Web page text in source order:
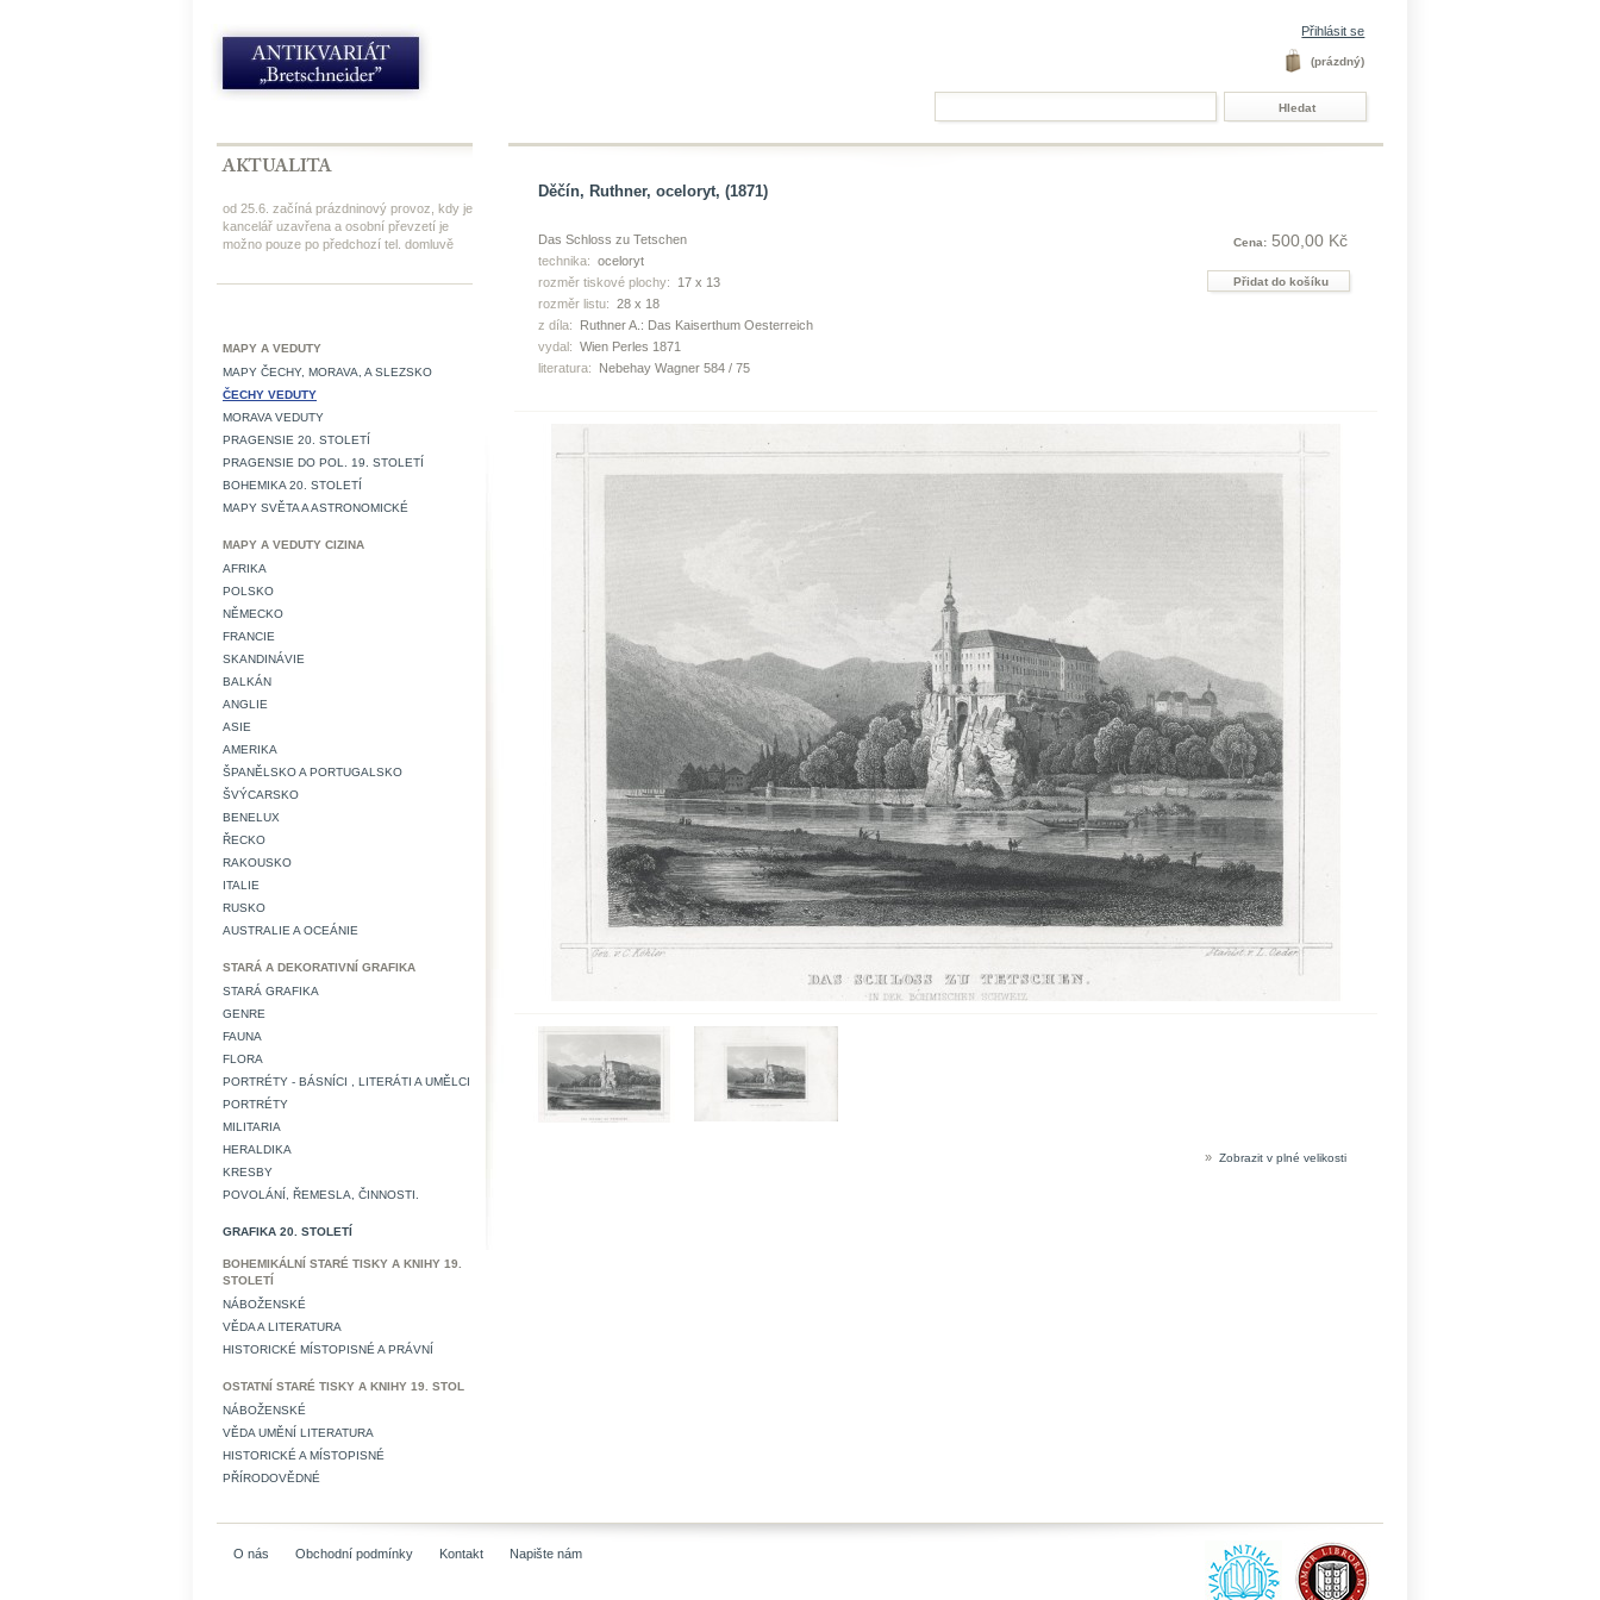
Přihlásit se
(prázdný)
od 25.6. začíná prázdninový provoz, kdy je
kancelář uzavřena a osobní převzetí je
možno pouze po předchozí tel. domluvě
MAPY A VEDUTY
MAPY ČECHY, MORAVA, A SLEZSKO
ČECHY VEDUTY
MORAVA VEDUTY
PRAGENSIE 20. STOLETÍ
PRAGENSIE DO POL. 19. STOLETÍ
BOHEMIKA 20. STOLETÍ
MAPY SVĚTA A ASTRONOMICKÉ
MAPY A VEDUTY CIZINA
AFRIKA
POLSKO
NĚMECKO
FRANCIE
SKANDINÁVIE
BALKÁN
ANGLIE
ASIE
AMERIKA
ŠPANĚLSKO A PORTUGALSKO
ŠVÝCARSKO
BENELUX
ŘECKO
RAKOUSKO
ITALIE
RUSKO
AUSTRALIE A OCEÁNIE
STARÁ A DEKORATIVNÍ GRAFIKA
STARÁ GRAFIKA
GENRE
FAUNA
FLORA
PORTRÉTY - BÁSNÍCI , LITERÁTI A UMĚLCI
PORTRÉTY
MILITARIA
HERALDIKA
KRESBY
POVOLÁNÍ, ŘEMESLA, ČINNOSTI.
GRAFIKA 20. STOLETÍ
BOHEMIKÁLNÍ STARÉ TISKY A KNIHY 19.
STOLETÍ
NÁBOŽENSKÉ
VĚDA A LITERATURA
HISTORICKÉ MÍSTOPISNÉ A PRÁVNÍ
OSTATNÍ STARÉ TISKY A KNIHY 19. STOL
NÁBOŽENSKÉ
VĚDA UMĚNÍ LITERATURA
HISTORICKÉ A MÍSTOPISNÉ
PŘÍRODOVĚDNÉ
Děčín, Ruthner, oceloryt, (1871)
Das Schloss zu Tetschen
technika: oceloryt
rozměr tiskové plochy:
17 x 13
rozměr listu: 28 x 18
z díla:
Ruthner A.: Das Kaiserthum Oesterreich
vydal: Wien Perles 1871
literatura:
Nebehay Wagner 584 / 75
Cena: 500,00 Kč
» Zobrazit v plné velikosti
O nás Obchodní podmínky Kontakt Napište nám